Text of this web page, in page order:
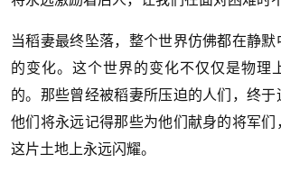
当稻妻最终坠落，整个世界仿佛都在静
的变化。这个世界的变化不仅仅是物理
的。那些曾经被稻妻所压迫的人们，终于
他们将永远记得那些为他们献身的将军
这片土地上永远闪耀。